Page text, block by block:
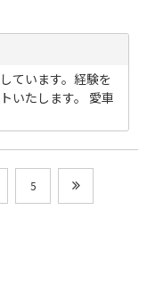
ています。経験を
いたします。 愛車
5